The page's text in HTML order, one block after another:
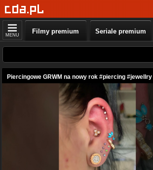
MENU Filmy premium Seriale premium
Piercingowe GRWM na nowy rok #piercing #jewellry